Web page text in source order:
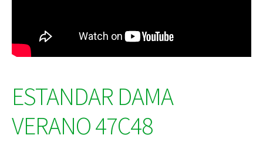
ESTANDAR DAMA
VERANO 47C48